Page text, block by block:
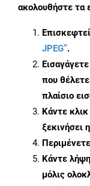
ακολουθήστε τα
JPEG”.
που
πλαίσιο
Κάντε
ξεκινήσει
Κάντε
μόλις